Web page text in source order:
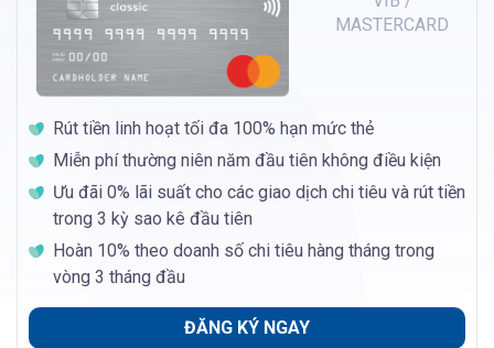
MASTERCARD
Rút tiền linh hoạt tối đa 100% hạn mức thẻ
Miễn phí thường niên năm đầu tiên không điều kiện
Ưu đãi 0% lãi suất cho các giao dịch chi tiêu và rút tiền
trong 3 kỳ sao kê đầu tiên
Hoàn 10% theo doanh số chi tiêu hàng tháng trong
vòng 3 tháng đầu
ĐĂNG KÝ NGAY